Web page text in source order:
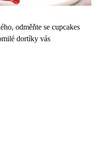
odměňte se cupcakes
dortíky vás